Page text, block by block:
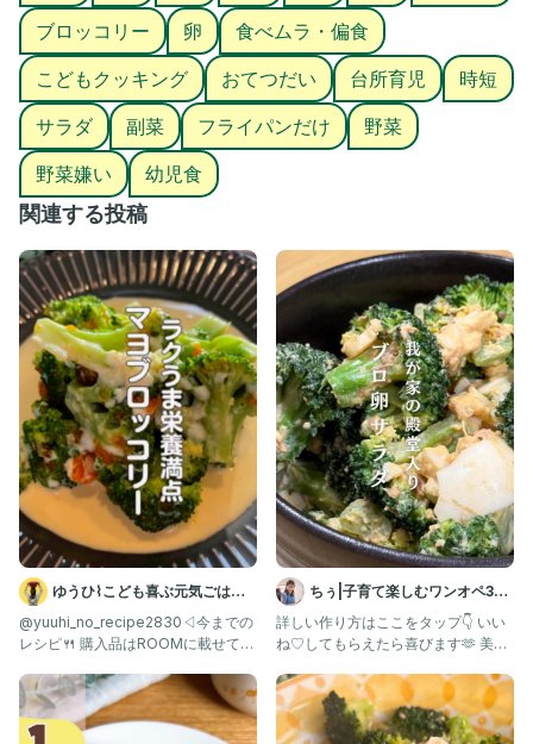
①ブロッコリーを洗い、小房にわける。
②フライパンに1cmほどの水と卵をいれて沸騰させる。沸騰したら
中火にして4分フタして蒸して、ブロッコリーをいれて３〜４分
（ブロッコリーを引き揚げたあと）火を止めて２分放置。卵を冷
水につけておくと剥きやすいよ✨
③その間にに⭐︎を、混ぜてタレを作りブロッコリー、卵、カツオ節
と、すりごまをいれて混ぜ合わせたらできあがり！
𓂃𓂃𓂃𓂃𓂃𓂃𓂃𓂃𓂃𓂃
最後まで見てくれてありがとう❣️
２歳双子男子を育てるアラサーママありです🧏🏻‍♀️
元々は肉も野菜も全然食べてくれなかった偏食boy👦🏻👦🏻が食
べた帰ってぱぱっと作れるレシピを紹介しています🥰
『食事を楽しんでほしい』『楽しい親子時間を過ごしたい』とい
う思いがあり、台所育児も取り入れています☺️私が感じた台所育
児の魅力についてもお伝えできたらなって思います💕同じ思いの
方ぜひお話ししたいです！！！
気軽にDMやコメントしてください♡
反応はただ嬉しいしかないです🥹@arimom_kitchen【フォローし
てね】
#幼児食レシピ #時短レシピ #簡単レシピ #10分レシピ #幼児食
#ワンパンレシピ #食育 #偏食 #食べムラ #野菜嫌い #栄養満点
#ブロッコリー #ゆで卵 #ブロたまサラダ
#親子ごはんの悩みサポート
ブロッコリー
卵
食べムラ・偏食
こどもクッキング
おてつだい 台所育児
時短
サラダ
副菜 フライパンだけ
野菜
野菜嫌い
幼児食
関連する投稿
ゆうひ⌇こども喜ぶ元気ごはん
🍳
@yuuhi_no_recipe2830◁今までの
レシピ🍴 購入品はROOMに載せてる
ちぅ|子育て楽しむワンオペ3児
ママ
詳しい作り方はここをタップ👇 いい
ね♡してもらえたら喜びます🫶 美味